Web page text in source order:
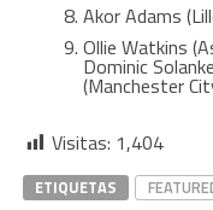
Akor Adams
Ollie Watkins
Dominic
(Manchester
Visitas: 1,404
ETIQUETAS